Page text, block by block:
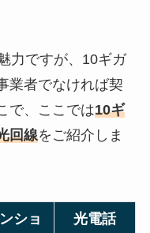
力ですが、10ギガ
業者でなければ契
で、ここでは10ギ
回線をご紹介しま
ショ
光電話